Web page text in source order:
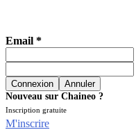
Email *
Nouveau sur Chaineo ?
Inscription gratuite
M'inscrire